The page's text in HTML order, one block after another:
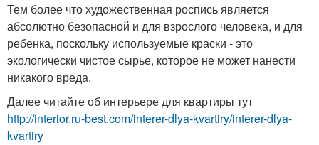
Тем более что художественная роспись является
абсолютно безопасной и для взрослого человека, и для
ребенка, поскольку используемые краски - это
экологически чистое сырье, которое не может нанести
никакого вреда.
Далее читайте об интерьере для квартиры тут
http://interior.ru-best.com/interer-dlya-kvartiry/interer-dlya-
kvartiry